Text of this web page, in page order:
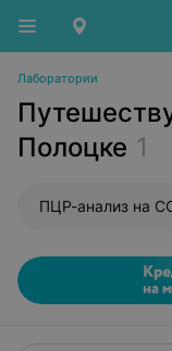
Лаборатории
Полоцке 1
ПЦР-анализ на